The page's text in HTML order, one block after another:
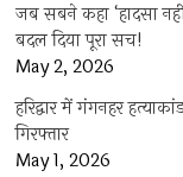
जब सबने कहा ‘हादसा
बदल दिया पूरा सच!
May 2, 2026
हरिद्वार में गंगनहर
गिरफ्तार
May 1, 2026